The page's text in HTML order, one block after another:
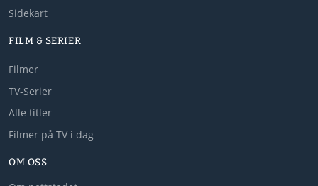
Sidekart
FILM & SERIER
Filmer
TV-Serier
Alle titler
Filmer på TV i dag
OM OSS